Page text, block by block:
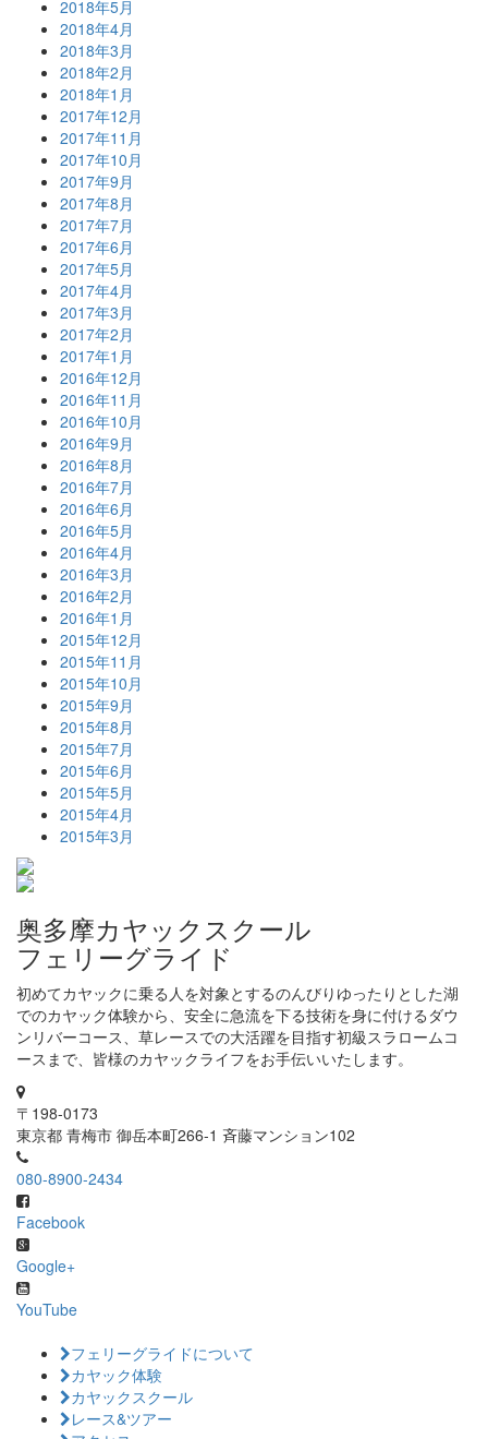
2018年5月
2018年4月
2018年3月
2018年2月
2018年1月
2017年12月
2017年11月
2017年10月
2017年9月
2017年8月
2017年7月
2017年6月
2017年5月
2017年4月
2017年3月
2017年2月
2017年1月
2016年12月
2016年11月
2016年10月
2016年9月
2016年8月
2016年7月
2016年6月
2016年5月
2016年4月
2016年3月
2016年2月
2016年1月
2015年12月
2015年11月
2015年10月
2015年9月
2015年8月
2015年7月
2015年6月
2015年5月
2015年4月
2015年3月
奥多摩カヤックスクール
フェリーグライド
初めてカヤックに乗る人を対象とするのんびりゆったりとした湖
でのカヤック体験から、安全に急流を下る技術を身に付けるダウ
ンリバーコース、草レースでの大活躍を目指す初級スラロームコ
ースまで、皆様のカヤックライフをお手伝いいたします。
〒198-0173
東京都 青梅市 御岳本町266-1 斉藤マンション102
080-8900-2434
Facebook
Google+
YouTube
フェリーグライドについて
カヤック体験
カヤックスクール
レース&ツアー